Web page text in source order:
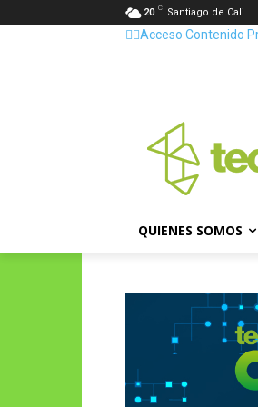
20 C Santiago de Cali
👷‍♂️Acceso Contenido
QUIENES SOMOS